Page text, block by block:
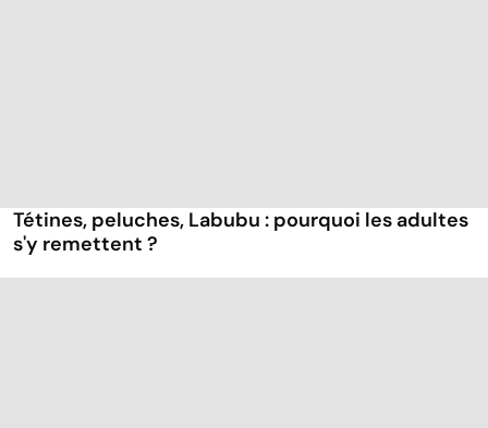
Tétines, peluches, Labubu : pourquoi les adultes
s'y remettent ?